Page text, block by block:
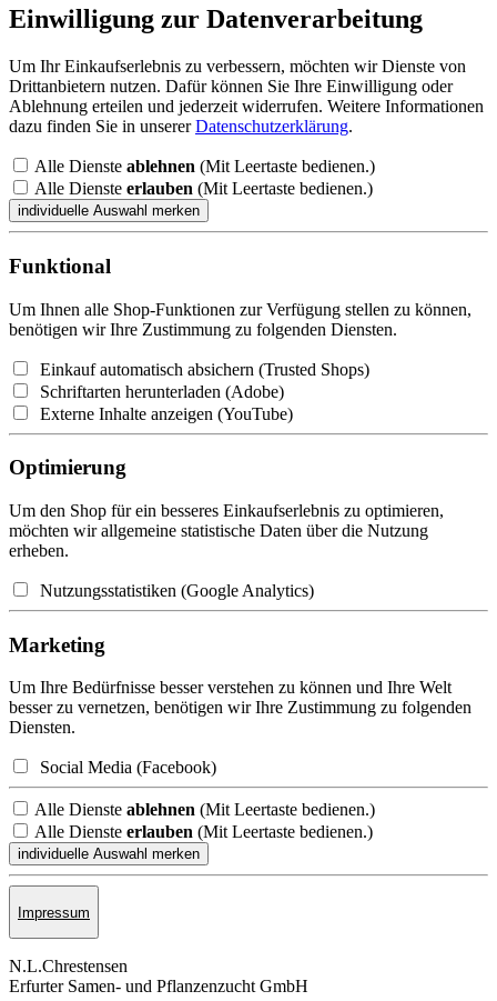
Einwilligung zur Datenverarbeitung
Um Ihr Einkaufserlebnis zu verbessern, möchten wir Dienste von
Drittanbietern nutzen. Dafür können Sie Ihre Einwilligung oder
Ablehnung erteilen und jederzeit widerrufen. Weitere Informationen
dazu finden Sie in unsererDatenschutzerklärung.
Alle Dienste ablehnen (Mit Leertaste bedienen.)
Alle Dienste erlauben (Mit Leertaste bedienen.)
Funktional
Um Ihnen alle Shop-Funktionen zur Verfügung stellen zu können,
benötigen wir Ihre Zustimmung zu folgenden Diensten.
Einkauf automatisch absichern (Trusted Shops)
Schriftarten herunterladen (Adobe)
Externe Inhalte anzeigen (YouTube)
Optimierung
Um den Shop für ein besseres Einkaufserlebnis zu optimieren,
möchten wir allgemeine statistische Daten über die Nutzung
erheben.
Nutzungsstatistiken (Google Analytics)
Marketing
Um Ihre Bedürfnisse besser verstehen zu können und Ihre Welt
besser zu vernetzen, benötigen wir Ihre Zustimmung zu folgenden
Diensten.
Social Media (Facebook)
Alle Dienste ablehnen (Mit Leertaste bedienen.)
Alle Dienste erlauben (Mit Leertaste bedienen.)
Impressum
N.L.Chrestensen
Erfurter Samen- und Pflanzen­zucht GmbH